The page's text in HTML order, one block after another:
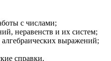
с числами;
неравенств и их систем;
выражений;
справки.